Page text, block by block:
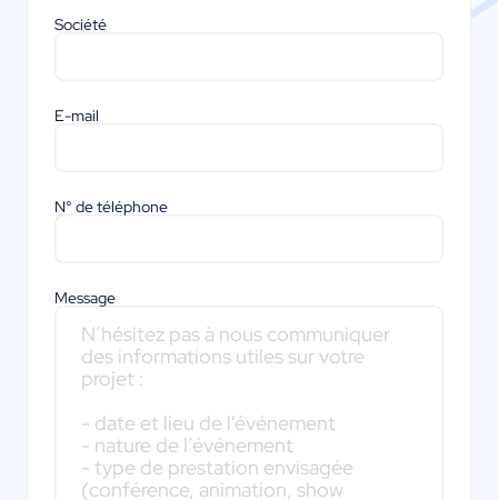
Société
E-mail
N° de téléphone
Message